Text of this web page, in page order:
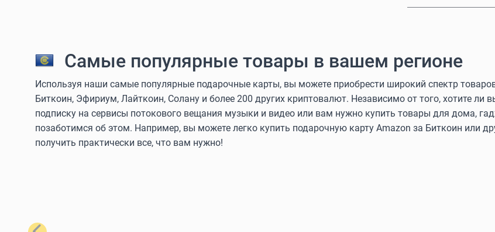
Самые популярные товары в вашем регионе
Используя наши самые популярные подарочные карты, вы можете приобрести широкий спектр
Биткоин, Эфириум, Лайткоин, Солану и более 200 других криптовалют. Независимо от того, хотите ли
подписку на сервисы потокового вещания музыки и видео или вам нужно купить товары для дома,
позаботимся об этом. Например, вы можете легко купить подарочную карту Amazon за Биткоин или
получить практически все, что вам нужно!